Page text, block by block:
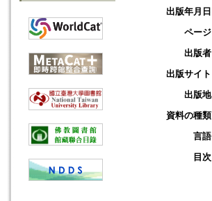
出版年月日
ページ
出版者
出版サイト
出版地
資料の種類
言語
目次